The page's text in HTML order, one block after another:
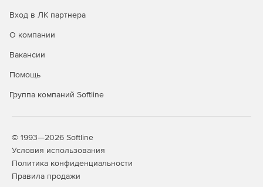
Вход в ЛК партнера
О компании
Вакансии
Помощь
Группа компаний Softline
© 1993—2026 Softline
Условия использования
Политика конфиденциальности
Правила продажи